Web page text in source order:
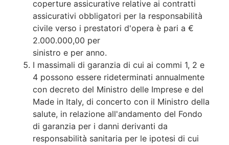
coperture assicurative relative ai contratti
assicurativi obbligatori per la responsabilità
civile verso i prestatori d'opera è pari a €
2.000.000,00 per
sinistro e per anno.
I massimali di garanzia di cui ai commi 1, 2 e
4 possono essere rideterminati annualmente
con decreto del Ministro delle Imprese e del
Made in Italy, di concerto con il Ministro della
salute, in relazione all'andamento del Fondo
di garanzia per i danni derivanti da
responsabilità sanitaria per le ipotesi di cui